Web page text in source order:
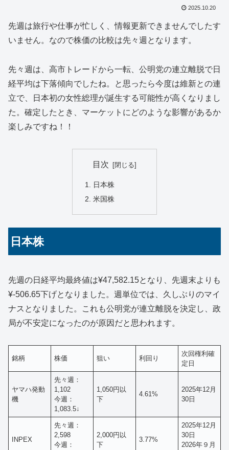
2025.10.20
先週は旅行や仕事が忙しく、情報更新できませんでしたす
いません。なので株価の比較は先々週となります。
先々週は、高市トレードから一転、公明党の連立離脱で日
経平均は下落傾向でしたね。と思ったら今度は維新との連
立で、日本初の女性総理が誕生する可能性が高くなりまし
た。確定したとき、マーケットにどのような影響があるか
楽しみですね！！
目次
日本株
米国株
日本株
先週の日経平均最終値は¥47,582.15となり、先週末よりも
¥-506.65下げとなりました。週単位では、久しぶりのマイ
ナスとなりました。これも公明党が連立離脱を決定し、政
局が不安定になったのが原因だと思われます。
銘柄 株価 狙い 利回り
次回権利確
定日
ヤマハ発動
機
先々週：
1,102
今週：
1,083.5↓
1,050円以
下
4.61%
2025年12月
30日
INPEX
先々週：
2,598
今週：
2,000円以
下
3.77%
2025年12月
30日
2026年９月